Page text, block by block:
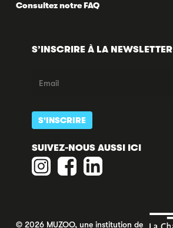
Consultez notre FAQ
S’INSCRIRE À LA NEWSLETTER
SUIVEZ-NOUS AUSSI ICI
© 2026 MUZOO, une institution de